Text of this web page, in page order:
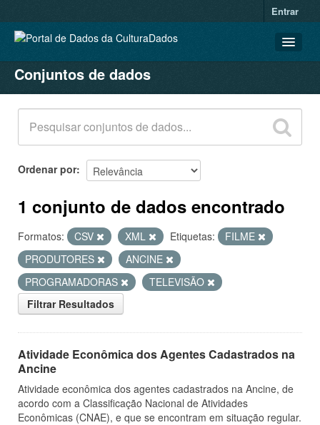
Entrar
CONJUNTOS DE DADOS
ORGANIZAÇÕES
GRUPOS
SOBRE
Conjuntos de dados
Ordenar por
1 conjunto de dados encontrado
Formatos: CSV XML Etiquetas:
FILME
PRODUTORES
ANCINE
PROGRAMADORAS
TELEVISÃO
Filtrar Resultados
Atividade Econômica dos Agentes Cadastrados na
Ancine
Atividade econômica dos agentes cadastrados na Ancine, de
acordo com a Classificação Nacional de Atividades
Econômicas (CNAE), e que se encontram em situação regular.